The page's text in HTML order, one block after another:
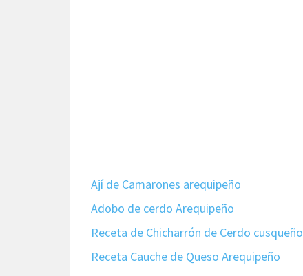
Ají de Camarones arequipeño
Adobo de cerdo Arequipeño
Receta de Chicharrón de Cerdo cusqueño
Receta Cauche de Queso Arequipeño